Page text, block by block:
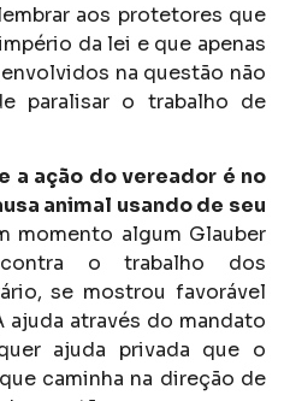
aos protetores que
da lei e que apenas
na questão não
paralisar o trabalho de
a ação do vereador é no
animal usando de seu
momento algum Glauber
o trabalho dos
se mostrou favorável
através do mandato
ajuda privada que o
caminha na direção de